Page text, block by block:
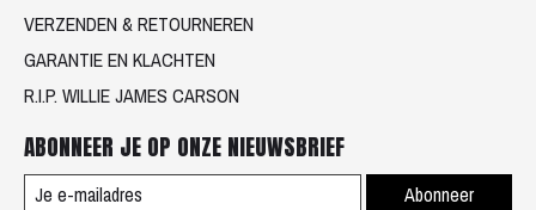
VERZENDEN & RETOURNEREN
GARANTIE EN KLACHTEN
R.I.P. WILLIE JAMES CARSON
ABONNEER JE OP ONZE NIEUWSBRIEF
Abonneer